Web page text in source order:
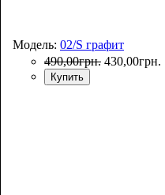
Модель: 02/S графит
490,00грн. 430,00грн.
Купить